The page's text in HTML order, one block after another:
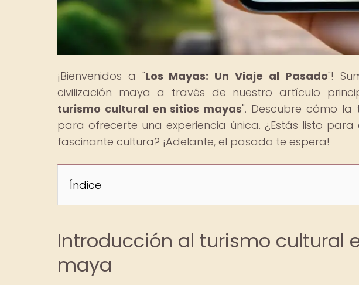
¡Bienvenidos a "Los Mayas: Un Viaje al Pasado"!
civilización maya a través de nuestro artículo
turismo cultural en sitios mayas". Descubre cómo la
para ofrecerte una experiencia única. ¿Estás listo
fascinante cultura? ¡Adelante, el pasado te espera!
Índice
Introducción al turismo cultural
maya